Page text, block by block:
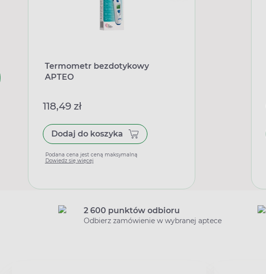
Termometr bezdotykowy
APTEO
118,49 zł
Dodaj do koszyka
Podana cena jest ceną maksymalną
Dowiedz się więcej
2 600 punktów odbioru
Odbierz zamówienie w wybranej aptece